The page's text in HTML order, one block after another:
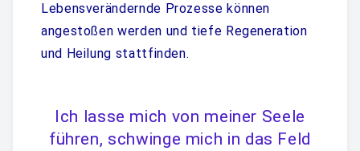
Lebensverändernde Prozesse können
angestoßen werden und tiefe Regeneration
und Heilung stattfinden.
Ich lasse mich von meiner Seele
führen, schwinge mich in das Feld